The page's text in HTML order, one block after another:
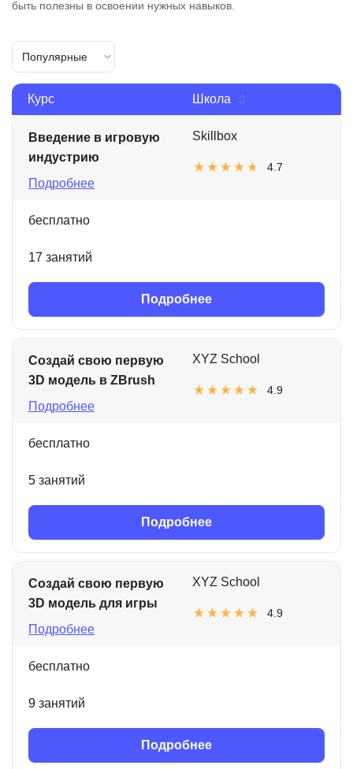
быть полезны в освоении нужных навыков.
Популярные
Курс Школа
Введение в игровую
индустрию
Подробнее
Skillbox
4.7
бесплатно
17 занятий
Подробнее
Создай свою первую
3D модель в ZBrush
Подробнее
XYZ School
4.9
бесплатно
5 занятий
Подробнее
Создай свою первую
3D модель для игры
Подробнее
XYZ School
4.9
бесплатно
9 занятий
Подробнее